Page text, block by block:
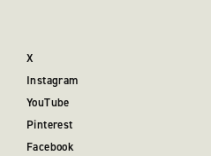
X
Instagram
YouTube
Pinterest
Facebook